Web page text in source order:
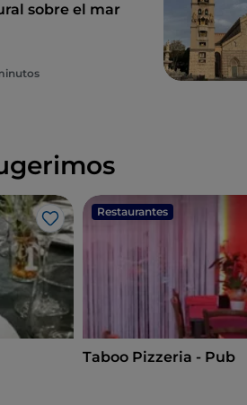
sobre el mar
Me gusta
Restaurantes
Taboo Pizzeria - Pub